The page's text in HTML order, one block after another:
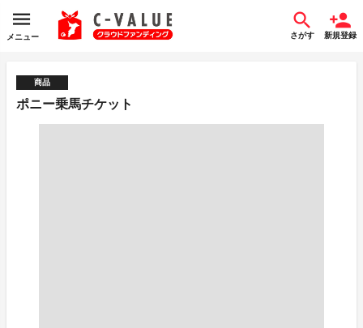
メニュー さがす 新規登録
商品
ポニー乗馬チケット